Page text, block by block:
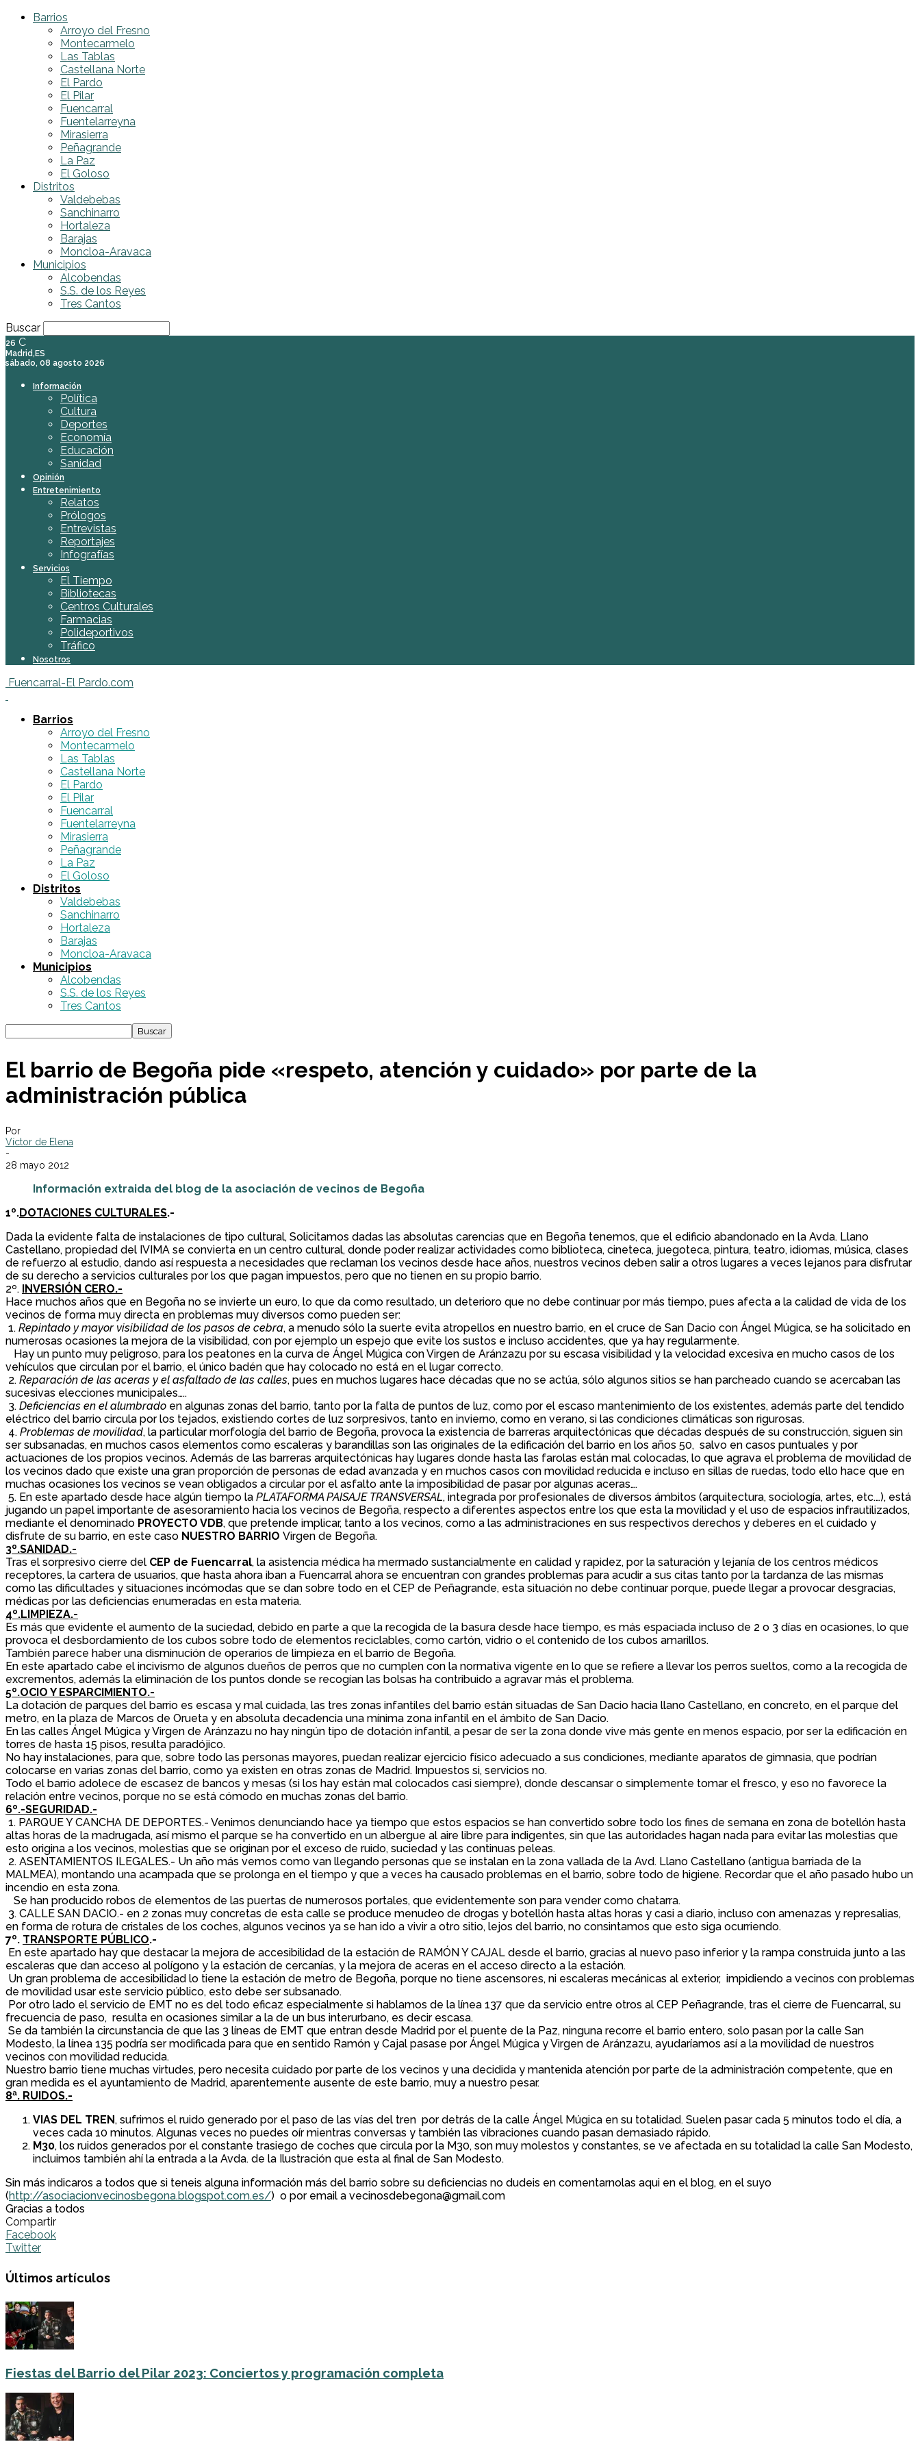
Barrios
Arroyo del Fresno
Montecarmelo
Las Tablas
Castellana Norte
El Pardo
El Pilar
Fuencarral
Fuentelarreyna
Mirasierra
Peñagrande
La Paz
El Goloso
Distritos
Valdebebas
Sanchinarro
Hortaleza
Barajas
Moncloa-Aravaca
Municipios
Alcobendas
S.S. de los Reyes
Tres Cantos
Buscar
26 C
Madrid,ES
sábado, 08 agosto 2026
Información
Política
Cultura
Deportes
Economía
Educación
Sanidad
Opinión
Entretenimiento
Relatos
Prólogos
Entrevistas
Reportajes
Infografías
Servicios
El Tiempo
Bibliotecas
Centros Culturales
Farmacias
Polideportivos
Tráfico
Nosotros
Fuencarral-El Pardo.com
Barrios
Arroyo del Fresno
Montecarmelo
Las Tablas
Castellana Norte
El Pardo
El Pilar
Fuencarral
Fuentelarreyna
Mirasierra
Peñagrande
La Paz
El Goloso
Distritos
Valdebebas
Sanchinarro
Hortaleza
Barajas
Moncloa-Aravaca
Municipios
Alcobendas
S.S. de los Reyes
Tres Cantos
El barrio de Begoña pide «respeto, atención y cuidado» por parte de la
administración pública
Por
Víctor de Elena
-
28 mayo 2012
Información extraida del blog de la asociación de vecinos de Begoña
1º.DOTACIONES CULTURALES.-
Dada la evidente falta de instalaciones de tipo cultural, Solicitamos dadas las absolutas carencias que en Begoña tenemos, que el edificio abandonado en la Avda. Llano
Castellano, propiedad del IVIMA se convierta en un centro cultural, donde poder realizar actividades como biblioteca, cineteca, juegoteca, pintura, teatro, idiomas, música, clases
de refuerzo al estudio, dando así respuesta a necesidades que reclaman los vecinos desde hace años, nuestros vecinos deben salir a otros lugares a veces lejanos para disfrutar
de su derecho a servicios culturales por los que pagan impuestos, pero que no tienen en su propio barrio.
2º. INVERSIÓN CERO.-
Hace muchos años que en Begoña no se invierte un euro, lo que da como resultado, un deterioro que no debe continuar por más tiempo, pues afecta a la calidad de vida de los
vecinos de forma muy directa en problemas muy diversos como pueden ser:
1. Repintado y mayor visibilidad de los pasos de cebra, a menudo sólo la suerte evita atropellos en nuestro barrio, en el cruce de San Dacio con Ángel Múgica, se ha solicitado en
numerosas ocasiones la mejora de la visibilidad, con por ejemplo un espejo que evite los sustos e incluso accidentes, que ya hay regularmente.
Hay un punto muy peligroso, para los peatones en la curva de Ángel Múgica con Virgen de Aránzazu por su escasa visibilidad y la velocidad excesiva en mucho casos de los
vehículos que circulan por el barrio, el único badén que hay colocado no está en el lugar correcto.
2. Reparación de las aceras y el asfaltado de las calles, pues en muchos lugares hace décadas que no se actúa, sólo algunos sitios se han parcheado cuando se acercaban las
sucesivas elecciones municipales…..
3. Deficiencias en el alumbrado en algunas zonas del barrio, tanto por la falta de puntos de luz, como por el escaso mantenimiento de los existentes, además parte del tendido
eléctrico del barrio circula por los tejados, existiendo cortes de luz sorpresivos, tanto en invierno, como en verano, si las condiciones climáticas son rigurosas.
4. Problemas de movilidad, la particular morfología del barrio de Begoña, provoca la existencia de barreras arquitectónicas que décadas después de su construcción, siguen sin
ser subsanadas, en muchos casos elementos como escaleras y barandillas son las originales de la edificación del barrio en los años 50, salvo en casos puntuales y por
actuaciones de los propios vecinos. Además de las barreras arquitectónicas hay lugares donde hasta las farolas están mal colocadas, lo que agrava el problema de movilidad de
los vecinos dado que existe una gran proporción de personas de edad avanzada y en muchos casos con movilidad reducida e incluso en sillas de ruedas, todo ello hace que en
muchas ocasiones los vecinos se vean obligados a circular por el asfalto ante la imposibilidad de pasar por algunas aceras….
5. En este apartado desde hace algún tiempo la PLATAFORMA PAISAJETRANSVERSAL, integrada por profesionales de diversos ámbitos (arquitectura, sociología, artes, etc.…), está
jugando un papel importante de asesoramiento hacia los vecinos de Begoña, respecto a diferentes aspectos entre los que esta la movilidad y el uso de espacios infrautilizados,
mediante el denominado PROYECTO VDB, que pretende implicar, tanto a los vecinos, como a las administraciones en sus respectivos derechos y deberes en el cuidado y
disfrute de su barrio, en este caso NUESTRO BARRIO Virgen de Begoña.
3º.SANIDAD.-
Tras el sorpresivo cierre del CEP de Fuencarral, la asistencia médica ha mermado sustancialmente en calidad y rapidez, por la saturación y lejanía de los centros médicos
receptores, la cartera de usuarios, que hasta ahora iban a Fuencarral ahora se encuentran con grandes problemas para acudir a sus citas tanto por la tardanza de las mismas
como las dificultades y situaciones incómodas que se dan sobre todo en el CEP de Peñagrande, esta situación no debe continuar porque, puede llegar a provocar desgracias,
médicas por las deficiencias enumeradas en esta materia.
4º.LIMPIEZA.-
Es más que evidente el aumento de la suciedad, debido en parte a que la recogida de la basura desde hace tiempo, es más espaciada incluso de 2 o 3 días en ocasiones, lo que
provoca el desbordamiento de los cubos sobre todo de elementos reciclables, como cartón, vidrio o el contenido de los cubos amarillos.
También parece haber una disminución de operarios de limpieza en el barrio de Begoña.
En este apartado cabe el incivismo de algunos dueños de perros que no cumplen con la normativa vigente en lo que se refiere a llevar los perros sueltos, como a la recogida de
excrementos, además la eliminación de los puntos donde se recogían las bolsas ha contribuido a agravar más el problema.
5º.OCIO Y ESPARCIMIENTO.-
La dotación de parques del barrio es escasa y mal cuidada, las tres zonas infantiles del barrio están situadas de San Dacio hacia llano Castellano, en concreto, en el parque del
metro, en la plaza de Marcos de Orueta y en absoluta decadencia una mínima zona infantil en el ámbito de San Dacio.
En las calles Ángel Múgica y Virgen de Aránzazu no hay ningún tipo de dotación infantil, a pesar de ser la zona donde vive más gente en menos espacio, por ser la edificación en
torres de hasta 15 pisos, resulta paradójico.
No hay instalaciones, para que, sobre todo las personas mayores, puedan realizar ejercicio físico adecuado a sus condiciones, mediante aparatos de gimnasia, que podrían
colocarse en varias zonas del barrio, como ya existen en otras zonas de Madrid. Impuestos si, servicios no.
Todo el barrio adolece de escasez de bancos y mesas (si los hay están mal colocados casi siempre), donde descansar o simplemente tomar el fresco, y eso no favorece la
relación entre vecinos, porque no se está cómodo en muchas zonas del barrio.
6º.-SEGURIDAD.-
1. PARQUE Y CANCHA DE DEPORTES.- Venimos denunciando hace ya tiempo que estos espacios se han convertido sobre todo los fines de semana en zona de botellón hasta
altas horas de la madrugada, así mismo el parque se ha convertido en un albergue al aire libre para indigentes, sin que las autoridades hagan nada para evitar las molestias que
esto origina a los vecinos, molestias que se originan por el exceso de ruido, suciedad y las continuas peleas.
2. ASENTAMIENTOS ILEGALES.- Un año más vemos como van llegando personas que se instalan en la zona vallada de la Avd. Llano Castellano (antigua barriada de la
MALMEA), montando una acampada que se prolonga en el tiempo y que a veces ha causado problemas en el barrio, sobre todo de higiene. Recordar que el año pasado hubo un
incendio en esta zona.
Se han producido robos de elementos de las puertas de numerosos portales, que evidentemente son para vender como chatarra.
3. CALLE SAN DACIO.- en 2 zonas muy concretas de esta calle se produce menudeo de drogas y botellón hasta altas horas y casi a diario, incluso con amenazas y represalias,
en forma de rotura de cristales de los coches, algunos vecinos ya se han ido a vivir a otro sitio, lejos del barrio, no consintamos que esto siga ocurriendo.
7º. TRANSPORTE PÚBLICO.-
En este apartado hay que destacar la mejora de accesibilidad de la estación de RAMÓN Y CAJAL desde el barrio, gracias al nuevo paso inferior y la rampa construida junto a las
escaleras que dan acceso al polígono y la estación de cercanías, y la mejora de aceras en el acceso directo a la estación.
Un gran problema de accesibilidad lo tiene la estación de metro de Begoña, porque no tiene ascensores, ni escaleras mecánicas al exterior, impidiendo a vecinos con problemas
de movilidad usar este servicio público, esto debe ser subsanado.
Por otro lado el servicio de EMT no es del todo eficaz especialmente si hablamos de la línea 137 que da servicio entre otros al CEP Peñagrande, tras el cierre de Fuencarral, su
frecuencia de paso, resulta en ocasiones similar a la de un bus interurbano, es decir escasa.
Se da también la circunstancia de que las 3 líneas de EMT que entran desde Madrid por el puente de la Paz, ninguna recorre el barrio entero, solo pasan por la calle San
Modesto, la línea 135 podría ser modificada para que en sentido Ramón y Cajal pasase por Ángel Múgica y Virgen de Aránzazu, ayudaríamos así a la movilidad de nuestros
vecinos con movilidad reducida.
Nuestro barrio tiene muchas virtudes, pero necesita cuidado por parte de los vecinos y una decidida y mantenida atención por parte de la administración competente, que en
gran medida es el ayuntamiento de Madrid, aparentemente ausente de este barrio, muy a nuestro pesar.
8ª. RUIDOS.-
VIAS DEL TREN, sufrimos el ruido generado por el paso de las vías del tren por detrás de la calle Ángel Múgica en su totalidad. Suelen pasar cada 5 minutos todo el día, a
veces cada 10 minutos. Algunas veces no puedes oír mientras conversas y también las vibraciones cuando pasan demasiado rápido.
M30, los ruidos generados por el constante trasiego de coches que circula por la M30, son muy molestos y constantes, se ve afectada en su totalidad la calle San Modesto,
incluimos también ahí la entrada a la Avda. de la Ilustración que esta al final de San Modesto.
Sin más indicaros a todos que si teneis alguna información más del barrio sobre su deficiencias no dudeis en comentarnolas aqui en el blog, en el suyo
(http://asociacionvecinosbegona.blogspot.com.es/) o por email a vecinosdebegona@gmail.com
Gracias a todos
Compartir
Facebook
Twitter
Últimos artículos
Fiestas del Barrio del Pilar 2023: Conciertos y programación completa